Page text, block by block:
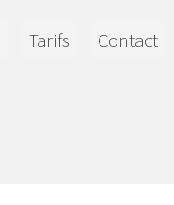
Tarifs Contact